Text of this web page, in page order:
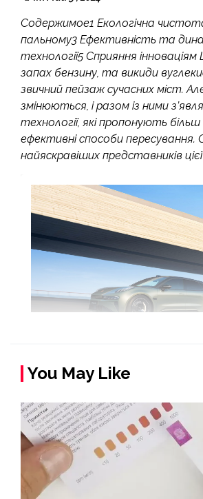
Содержимое1 Екологічна
пальному3 Ефективність та
технології5 Сприяння
запах бензину, та викиди
звичний пейзаж сучасних міст.
змінюються, і разом із ними
технології, які пропонують більш
ефективні способи пересування.
найяскравіших представників
You May Like